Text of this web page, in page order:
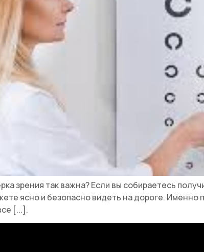
зрения так важна? Если вы собираетесь
ясно и безопасно видеть на дороге.
[...].